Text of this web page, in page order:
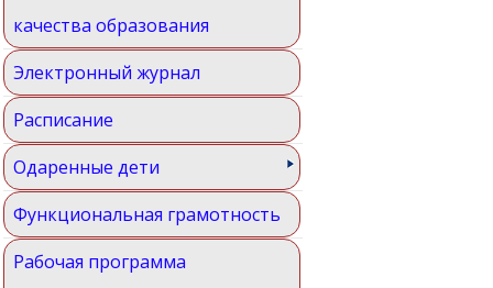
качества образования
Электронный журнал
Расписание
Одаренные дети
Функциональная грамотность
Рабочая программа